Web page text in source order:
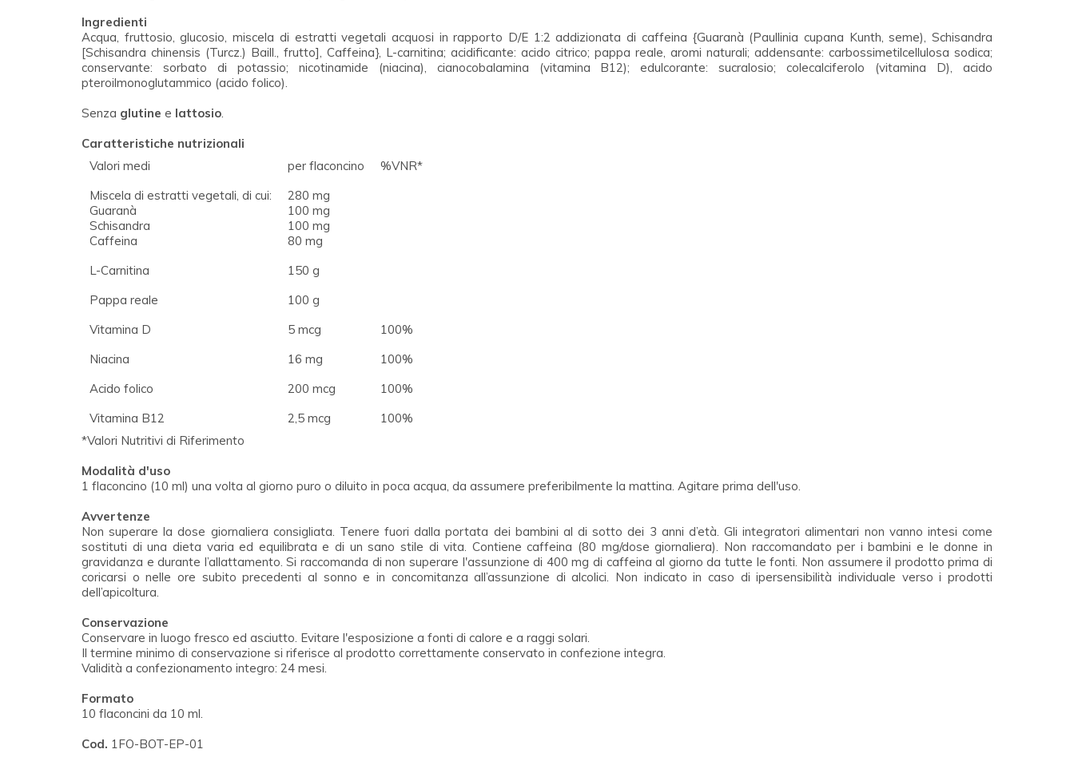
Ingredienti
Acqua, fruttosio, glucosio, miscela di estratti vegetali acquosi in rapporto D/E 1:2 addizionata di caffeina {Guaranà (Paullinia cupana Kunth, seme), Schisandra
[Schisandra chinensis (Turcz.) Baill., frutto], Caffeina}, L-carnitina; acidificante: acido citrico; pappa reale, aromi naturali; addensante: carbossimetilcellulosa sodica;
conservante: sorbato di potassio; nicotinamide (niacina), cianocobalamina (vitamina B12); edulcorante: sucralosio; colecalciferolo (vitamina D), acido
pteroilmonoglutammico (acido folico).
Senza glutine e lattosio.
Caratteristiche nutrizionali
Valori medi
per flaconcino
%VNR*
Miscela di estratti vegetali, di cui:
Guaranà
Schisandra
Caffeina
280 mg
100 mg
100 mg
80 mg
L-Carnitina
150 g
Pappa reale
100 g
Vitamina D
5 mcg
100%
Niacina
16 mg
100%
Acido folico
200 mcg
100%
Vitamina B12
2,5 mcg
100%
*Valori Nutritivi di Riferimento
Modalità d'uso
1 flaconcino (10 ml) una volta al giorno puro o diluito in poca acqua, da assumere preferibilmente la mattina. Agitare prima dell'uso.
Avvertenze
Non superare la dose giornaliera consigliata. Tenere fuori dalla portata dei bambini al di sotto dei 3 anni d’età. Gli integratori alimentari non vanno intesi come
sostituti di una dieta varia ed equilibrata e di un sano stile di vita. Contiene caffeina (80 mg/dose giornaliera). Non raccomandato per i bambini e le donne in
gravidanza e durante l’allattamento. Si raccomanda di non superare l'assunzione di 400 mg di caffeina al giorno da tutte le fonti. Non assumere il prodotto prima di
coricarsi o nelle ore subito precedenti al sonno e in concomitanza all’assunzione di alcolici. Non indicato in caso di ipersensibilità individuale verso i prodotti
dell’apicoltura.
Conservazione
Conservare in luogo fresco ed asciutto. Evitare l'esposizione a fonti di calore e a raggi solari.
Il termine minimo di conservazione si riferisce al prodotto correttamente conservato in confezione integra.
Validità a confezionamento integro: 24 mesi.
Formato
10 flaconcini da 10 ml.
Cod. 1FO-BOT-EP-01